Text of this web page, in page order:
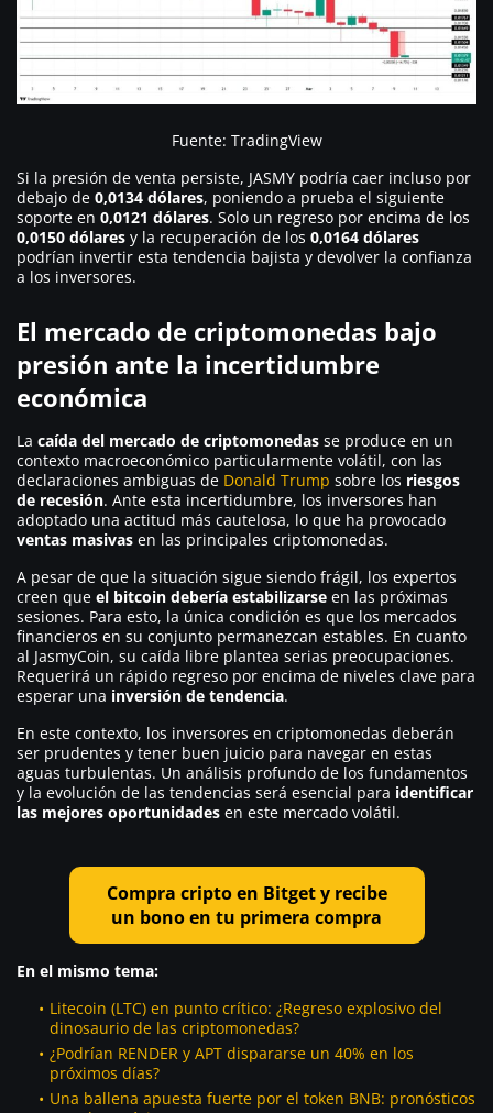
Fuente: TradingView
Si la presión de venta persiste, JASMY podría caer incluso por
debajo de 0,0134 dólares, poniendo a prueba el siguiente
soporte en 0,0121 dólares. Solo un regreso por encima de los
0,0150 dólares y la recuperación de los 0,0164 dólares
podrían invertir esta tendencia bajista y devolver la confianza
a los inversores.
El mercado de criptomonedas bajo
presión ante la incertidumbre
económica
La caída del mercado de criptomonedas se produce en un
contexto macroeconómico particularmente volátil, con las
declaraciones ambiguas de Donald Trump sobre los riesgos
de recesión. Ante esta incertidumbre, los inversores han
adoptado una actitud más cautelosa, lo que ha provocado
ventas masivas en las principales criptomonedas.
A pesar de que la situación sigue siendo frágil, los expertos
creen que el bitcoin debería estabilizarse en las próximas
sesiones. Para esto, la única condición es que los mercados
financieros en su conjunto permanezcan estables. En cuanto
al JasmyCoin, su caída libre plantea serias preocupaciones.
Requerirá un rápido regreso por encima de niveles clave para
esperar una inversión de tendencia.
En este contexto, los inversores en criptomonedas deberán
ser prudentes y tener buen juicio para navegar en estas
aguas turbulentas. Un análisis profundo de los fundamentos
y la evolución de las tendencias será esencial para identificar
las mejores oportunidades en este mercado volátil.
Compra cripto en Bitget y recibe
un bono en tu primera compra
En el mismo tema:
Litecoin (LTC) en punto crítico: ¿Regreso explosivo del
dinosaurio de las criptomonedas?
¿Podrían RENDER y APT dispararse un 40% en los
próximos días?
Una ballena apuesta fuerte por el token BNB: pronósticos